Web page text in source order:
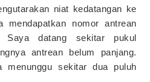
niat kedatangan ke
mendapatkan nomor antrean
Saya datang sekitar pukul
antrean belum panjang.
menunggu sekitar dua puluh